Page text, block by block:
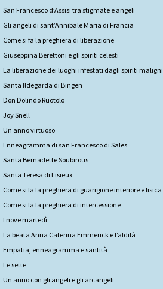
San Francesco d’Assisi tra stigmate e angeli
Gli angeli di sant’Annibale Maria di Francia
Come si fa la preghiera di liberazione
Giuseppina Berettoni e gli spiriti celesti
La liberazione dei luoghi infestati dagli spiriti maligni
Santa Ildegarda di Bingen
Don Dolindo Ruotolo
Joy Snell
Un anno virtuoso
Enneagramma di san Francesco di Sales
Santa Bernadette Soubirous
Santa Teresa di Lisieux
Come si fa la preghiera di guarigione interiore e fisica
Come si fa la preghiera di intercessione
I nove martedì
La beata Anna Caterina Emmerick e l’aldilà
Empatia, enneagramma e santità
Le sette
Un anno con gli angeli e gli arcangeli